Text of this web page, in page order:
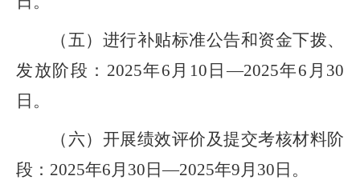
（五）进行补贴标准公告和资金下拨、
发放阶段： 2025年6 月 10 日—2025年6 月 30
日。
（ 六） 开展绩效评价及提交考核材料阶
段 ： 2025年6月 30 日—2025年9月 30 日 。